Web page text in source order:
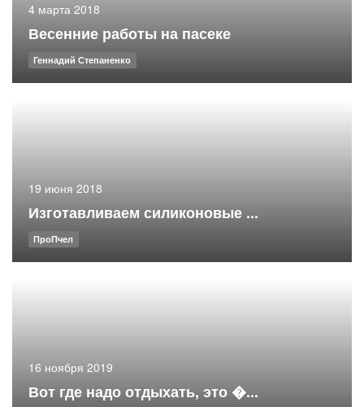
4 марта 2018
Весенние работы на пасеке
Геннадий Степаненко
19 июня 2018
Изготавливаем силиконовые ...
ПроПчел
16 ноября 2019
Вот где надо отдыхать, это �...